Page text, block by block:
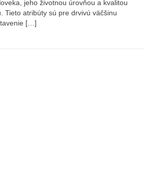
jeho životnou úrovňou a kvalitou
Tieto atribúty sú pre drvivú väčšinu
[…]